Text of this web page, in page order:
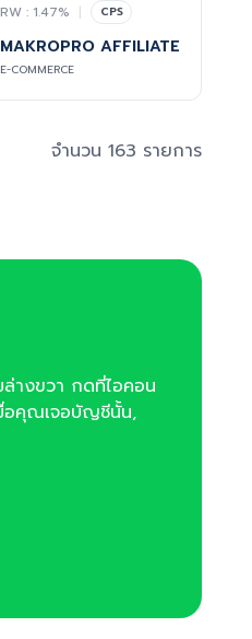
RW : 1.47% | CPS
MAKROPRO AFFILIATE
E-COMMERCE
จำนวน 163 รายการ
างขวา กดที่ไอคอน
อคุณเจอบัญชีนั้น,